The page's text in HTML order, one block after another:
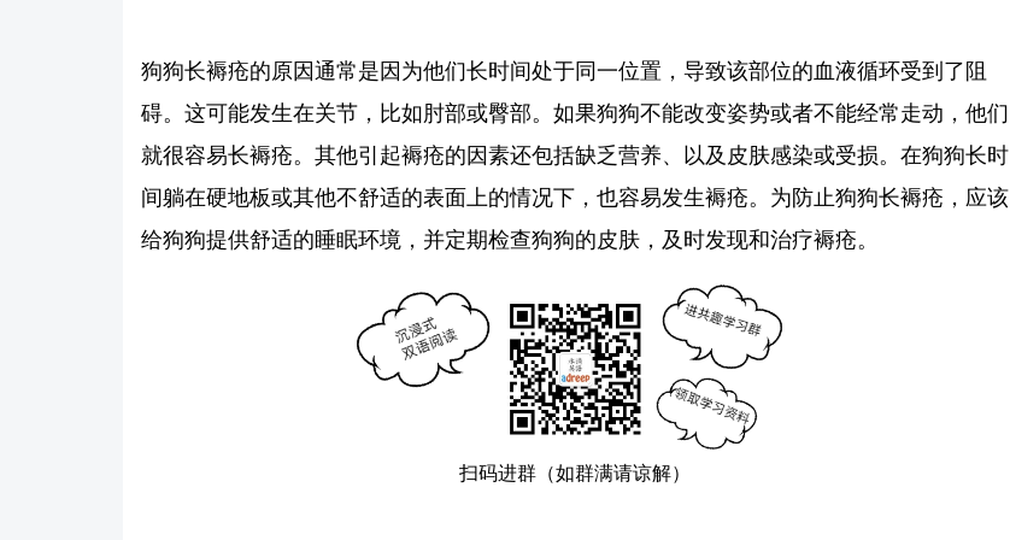
狗狗长褥疮的原因通常是因为他们长时间处于同一位置，导致该部位的血液循环受到了阻
碍。这可能发生在关节，比如肘部或臀部。如果狗狗不能改变姿势或者不能经常走动，他们
就很容易长褥疮。其他引起褥疮的因素还包括缺乏营养、以及皮肤感染或受损。在狗狗长时
间躺在硬地板或其他不舒适的表面上的情况下，也容易发生褥疮。为防止狗狗长褥疮，应该
给狗狗提供舒适的睡眠环境，并定期检查狗狗的皮肤，及时发现和治疗褥疮。
扫码进群（如群满请谅解）